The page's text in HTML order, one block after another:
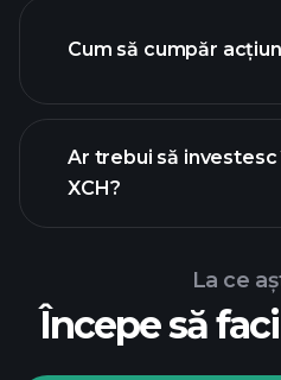
Cum să cumpăr
Ar trebui să investesc
XCH?
La ce
Începe să